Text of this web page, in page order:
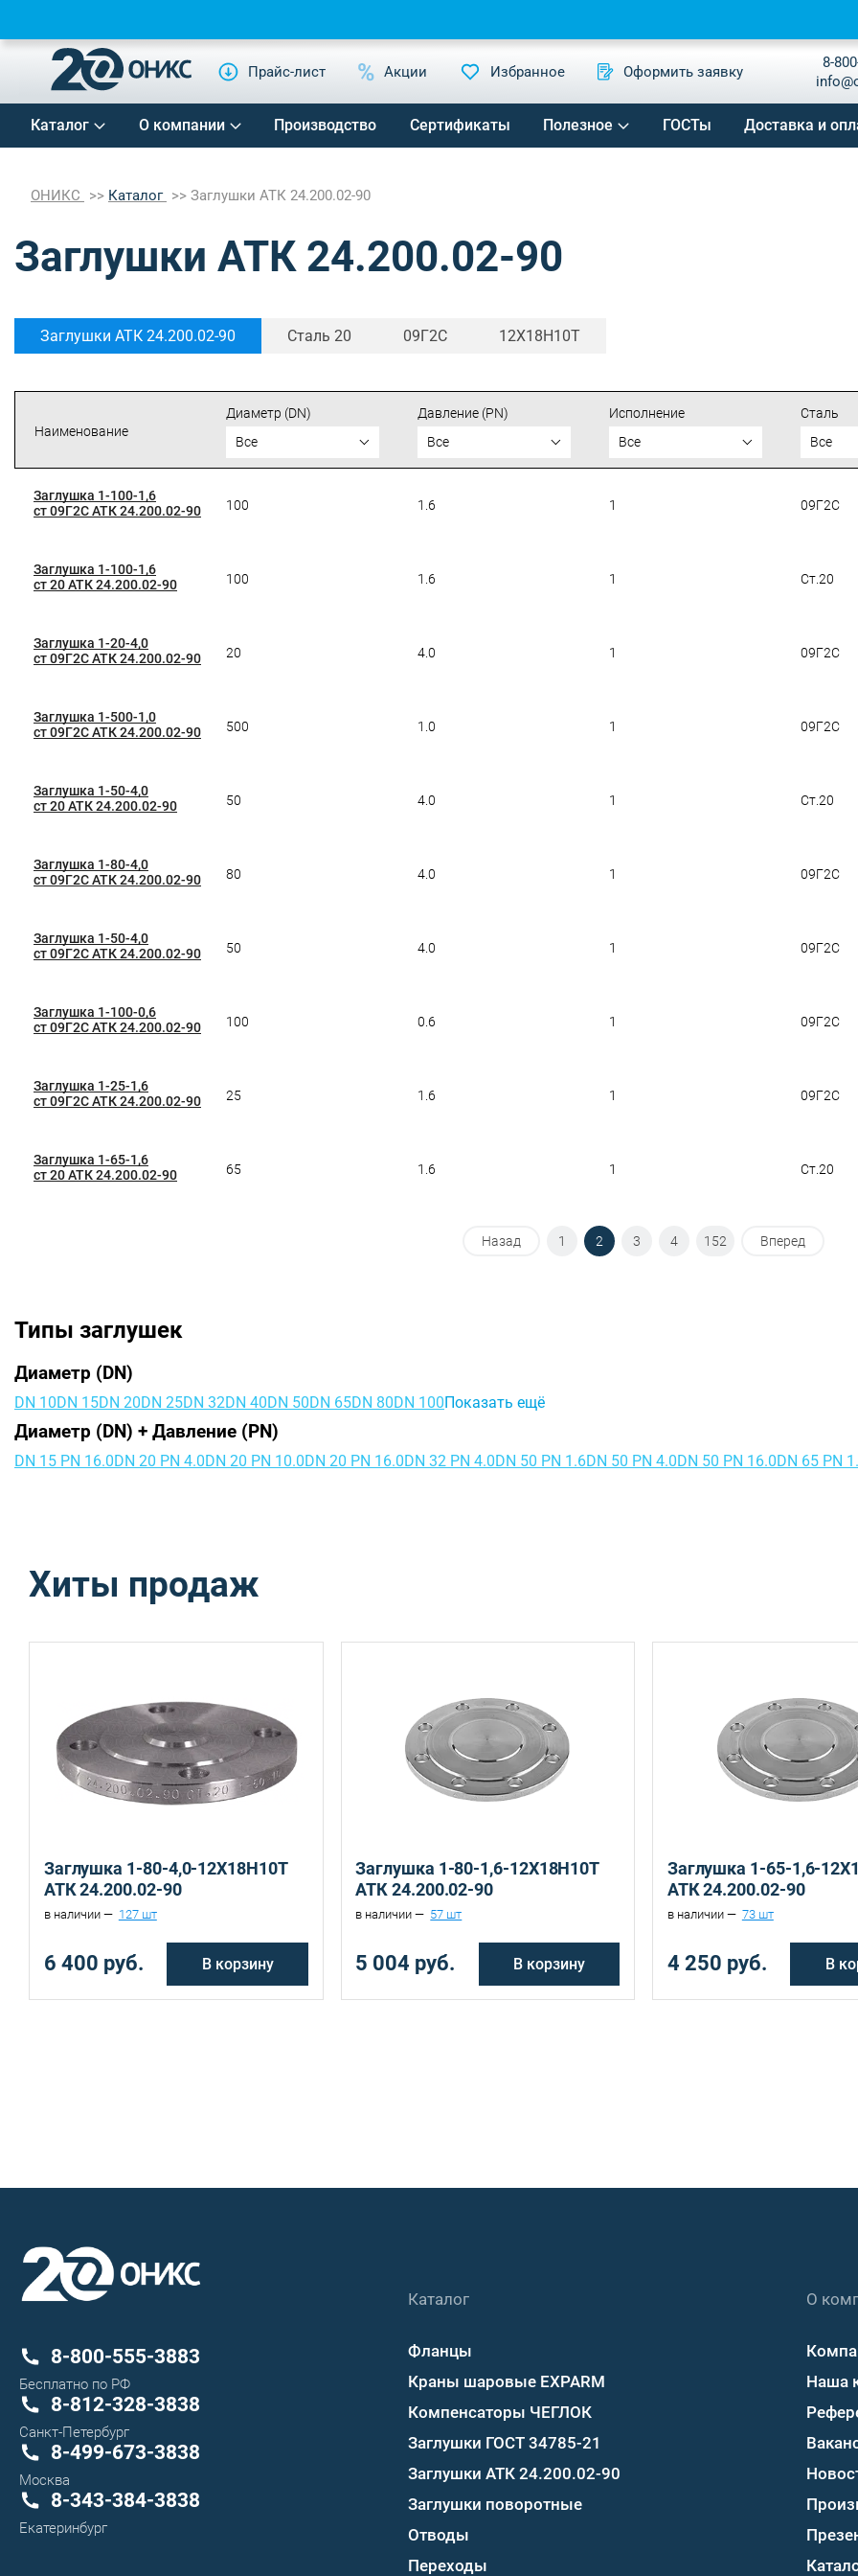
Прайс-лист Акции Избранное Оформить заявку
8-
Каталог О компании Производство Сертификаты Полезное ГОСТы Доставка и
ОНИКС Каталог Заглушки АТК 24.200.02-90
Заглушки АТК 24.200.02-90
Заглушки АТК 24.200.02-90 Сталь 20 09Г2С 12Х18Н10Т
Наименование
Диаметр (DN)
Все
Давление (PN)
Все
Исполнение
Все
Сталь
Все
Заглушка 1-100-1,6
ст 09Г2С АТК 24.200.02-90
100 1.6 1 09Г2С
Заглушка 1-100-1,6
ст 20 АТК 24.200.02-90
100 1.6 1 Ст.20
Заглушка 1-20-4,0
ст 09Г2С АТК 24.200.02-90
20 4.0 1 09Г2С
Заглушка 1-500-1,0
ст 09Г2С АТК 24.200.02-90
500 1.0 1 09Г2С
Заглушка 1-50-4,0
ст 20 АТК 24.200.02-90
50 4.0 1 Ст.20
Заглушка 1-80-4,0
ст 09Г2С АТК 24.200.02-90
80 4.0 1 09Г2С
Заглушка 1-50-4,0
ст 09Г2С АТК 24.200.02-90
50 4.0 1 09Г2С
Заглушка 1-100-0,6
ст 09Г2С АТК 24.200.02-90
100 0.6 1 09Г2С
Заглушка 1-25-1,6
ст 09Г2С АТК 24.200.02-90
25 1.6 1 09Г2С
Заглушка 1-65-1,6
ст 20 АТК 24.200.02-90
65 1.6 1 Ст.20
Назад 1 2 3 4 152 Вперед
Типы заглушек
Диаметр (DN)
DN 10DN 15DN 20DN 25DN 32DN 40DN 50DN 65DN 80DN 100Показать ещё
Диаметр (DN) + Давление (PN)
DN 15 PN 16.0DN 20 PN 4.0DN 20 PN 10.0DN 20 PN 16.0DN 32 PN 4.0DN 50 PN 1.6DN 50 PN 4.0DN 50 PN 16.0DN 65 PN
Хиты продаж
Заглушка 1-80-4,0-12Х18Н10Т
АТК 24.200.02-90
в наличии — 127 шт
6 400 руб. В корзину
Заглушка 1-80-1,6-12Х18Н10Т
АТК 24.200.02-90
в наличии — 57 шт
5 004 руб. В корзину
Заглушка 1-65-1,6-
АТК 24.200.02-90
в наличии — 73 шт
4 250 руб. В
8-800-555-3883
Бесплатно по РФ
8-812-328-3838
Санкт-Петербург
8-499-673-3838
Москва
8-343-384-3838
Екатеринбург
Каталог
Фланцы
Краны шаровые EXPARM
Компенсаторы ЧЕГЛОК
Заглушки ГОСТ 34785-21
Заглушки АТК 24.200.02-90
Заглушки поворотные
Отводы
Переходы
О
Наша